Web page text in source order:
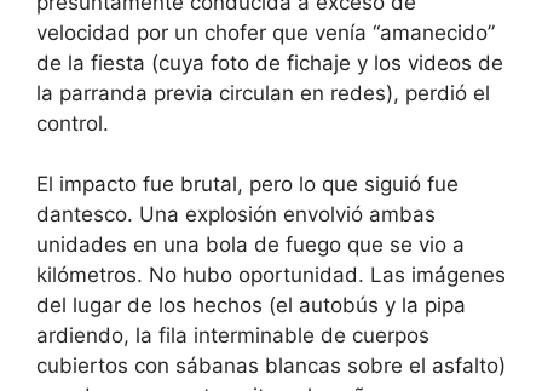
velocidad por un chofer que venía “amanecido”
de la fiesta (cuya foto de fichaje y los videos de
la parranda previa circulan en redes), perdió el
control.
El impacto fue brutal, pero lo que siguió fue
dantesco. Una explosión envolvió ambas
unidades en una bola de fuego que se vio a
kilómetros. No hubo oportunidad. Las imágenes
del lugar de los hechos (el autobús y la pipa
ardiendo, la fila interminable de cuerpos
cubiertos con sábanas blancas sobre el asfalto)